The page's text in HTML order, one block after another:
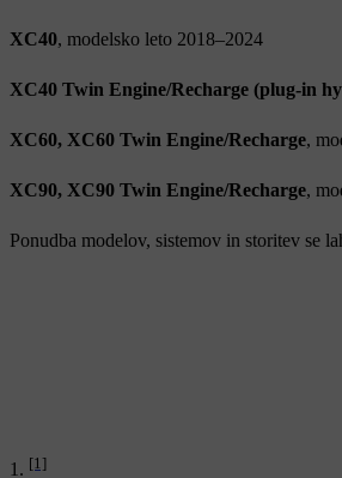
XC40, modelsko leto 2018–2024
XC40 Twin Engine/Recharge (plug-in
XC60, XC60 Twin Engine/Recharge,
XC90, XC90 Twin Engine/Recharge,
Ponudba modelov, sistemov in storitev se
[1]